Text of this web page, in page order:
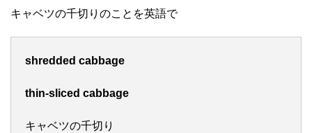
キャベツの千切りのことを英語で
shredded cabbage
thin-sliced cabbage
キャベツの千切り